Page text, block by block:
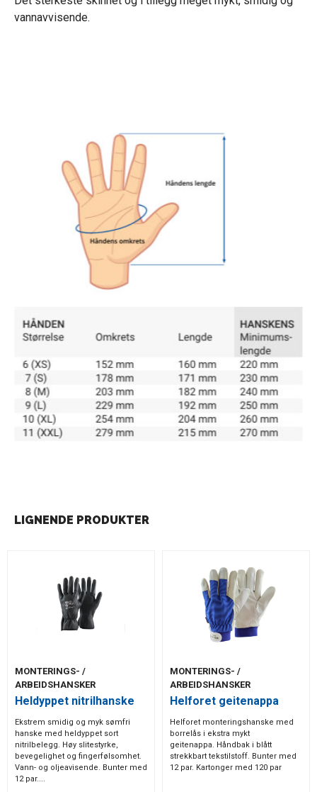
vannavvisende.
LIGNENDE PRODUKTER
MONTERINGS- /
ARBEIDSHANSKER
Heldyppet nitrilhanske
Ekstrem smidig og myk sømfri
hanske med heldyppet sort
nitrilbelegg. Høy slitestyrke,
bevegelighet og fingerfølsomhet.
Vann- og oljeavisende. Bunter med
12 par....
MONTERINGS- /
ARBEIDSHANSKER
Helforet geitenappa
Helforet monteringshanske med
borrelås i ekstra mykt
geitenappa. Håndbak i blått
strekkbart tekstilstoff. Bunter med
12 par. Kartonger med 120 par